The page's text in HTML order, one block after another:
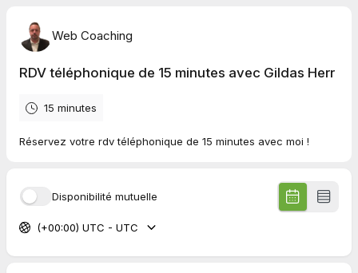
Web Coaching
RDV téléphonique de 15 minutes avec Gildas Herr
15 minutes
Réservez votre rdv téléphonique de 15 minutes avec moi !
Disponibilité mutuelle
(+00:00) UTC - UTC